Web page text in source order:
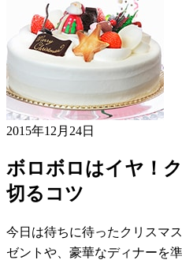
2015年12月24日
ボロボロはイヤ！
切るコツ
今日は待ちに待ったクリスマ
ゼントや、豪華なディナーを